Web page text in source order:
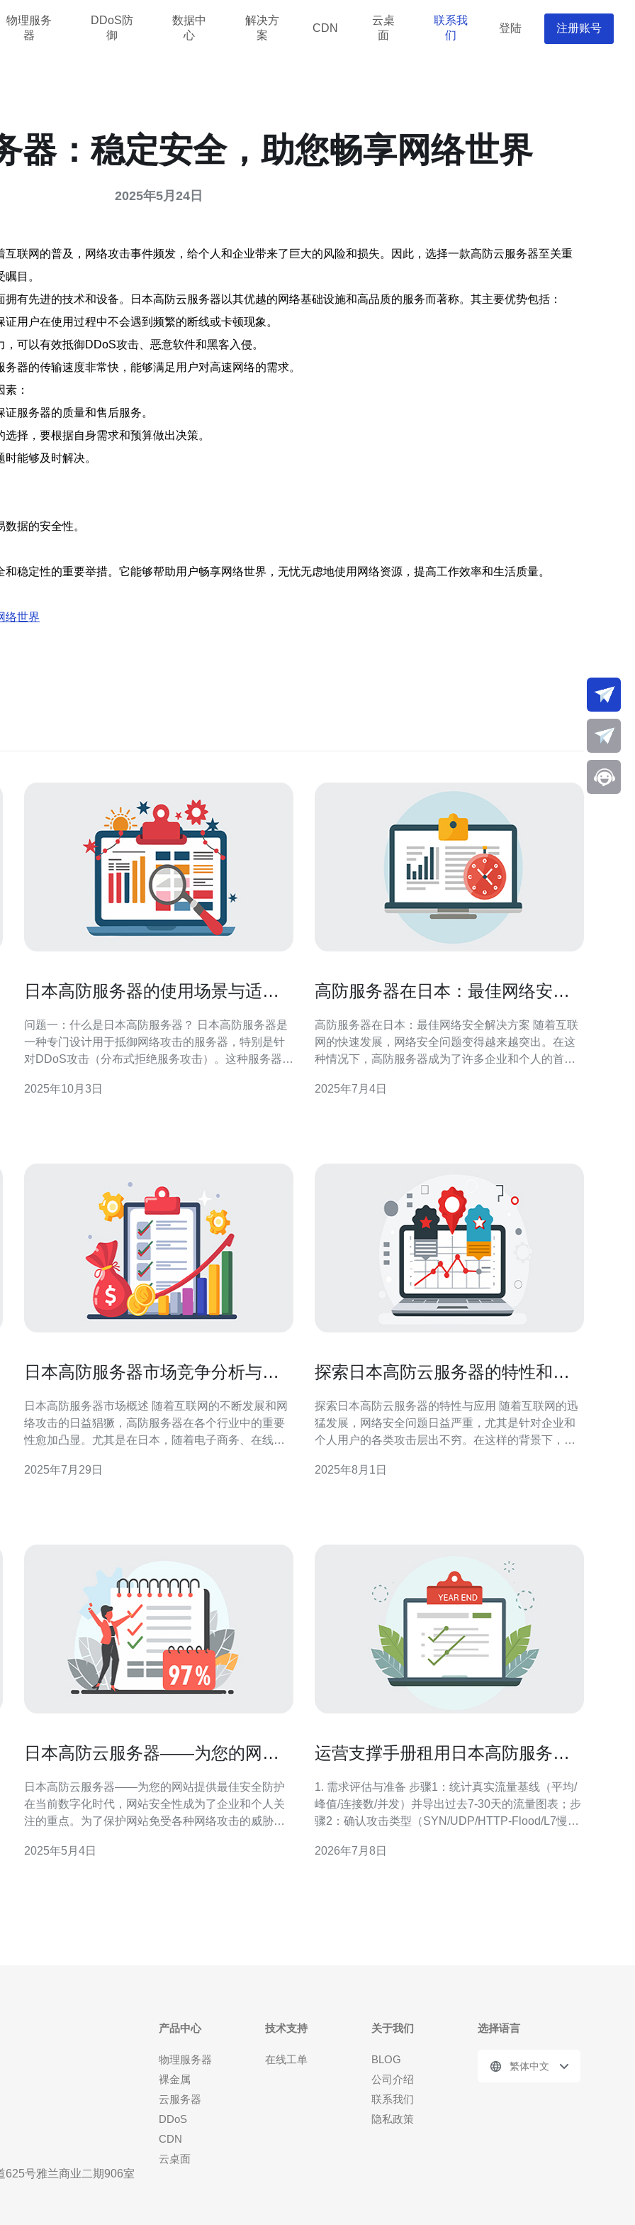
物理服务
器
DDoS防
御
数据中
心
解决方
案
CDN
云桌
面
联系我
们
登陆 注册账号
器：稳定安全，助您畅享网络世界
2025年5月24日
联网的普及，网络攻击事件频发，给个人和企业带来了巨大的风险和损失。因此，选择一款高防云服务器至关重
目。
有先进的技术和设备。日本高防云服务器以其优越的网络基础设施和高品质的服务而著称。其主要优势包括：
用户在使用过程中不会遇到频繁的断线或卡顿现象。
可以有效抵御DDoS攻击、恶意软件和黑客入侵。
器的传输速度非常快，能够满足用户对高速网络的需求。
：
服务器的质量和售后服务。
择，要根据自身需求和预算做出决策。
能够及时解决。
据的安全性。
稳定性的重要举措。它能够帮助用户畅享网络世界，无忧无虑地使用网络资源，提高工作效率和生活质量。
络世界
日本高防服务器的使用场景与适用
问题一：什么是日本高防服务器？ 日本高防服务器是
一种专门设计用于抵御网络攻击的服务器，特别是针
对DDoS攻击（分布式拒绝服务攻击）。这种服务器通
等，确保用户网站的正常运行，避免因攻击造成的服
2025年10月3日
高防服务器在日本：最佳网络安全
高防服务器在日本：最佳网络安全解决方案 随着互联
网的快速发展，网络安全问题变得越来越突出。在这
种情况下，高防服务器成为了许多企业和个人的首
服务器在日本提供了最佳的网络安全解决方案，帮助
2025年7月4日
日本高防服务器市场竞争分析与选
日本高防服务器市场概述 随着互联网的不断发展和网
络攻击的日益猖獗，高防服务器在各个行业中的重要
性愈加凸显。尤其是在日本，随着电子商务、在线游
求持续增长。本文将从市场竞争分析、主要厂商及选
2025年7月29日
探索日本高防云服务器的特性和应
探索日本高防云服务器的特性与应用 随着互联网的迅
猛发展，网络安全问题日益严重，尤其是针对企业和
个人用户的各类攻击层出不穷。在这样的背景下，高
的首选。本文将深入探讨日本高防云服务器的独特特
2025年8月1日
日本高防云服务器——为您的网站
日本高防云服务器——为您的网站提供最佳安全防护
在当前数字化时代，网站安全性成为了企业和个人关
注的重点。为了保护网站免受各种网络攻击的威胁，
中，日本高防云服务器以其卓越的性能和最佳的安全
2025年5月4日
运营支撑手册租用日本高防服务器
1. 需求评估与准备 步骤1：统计真实流量基线（平均/
峰值/连接数/并发）并导出过去7-30天的流量图表；步
骤2：确认攻击类型（SYN/UDP/HTTP-Flood/L7慢速
或Anycast；注意：记录业务关键时间窗口与联系人。
2026年7月8日
625号雅兰商业二期906室
产品中心
物理服务器
裸金属
云服务器
DDoS
CDN
云桌面
技术支持
在线工单
关于我们
BLOG
公司介绍
联系我们
隐私政策
选择语言
繁体中文